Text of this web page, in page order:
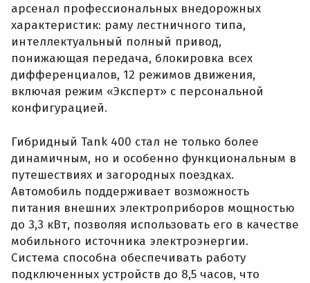
арсенал профессиональных внедорожных
характеристик: раму лестничного типа,
интеллектуальный полный привод,
понижающая передача, блокировка всех
дифференциалов, 12 режимов движения,
включая режим «Эксперт» с персональной
конфигурацией.
Гибридный Tank 400 стал не только более
динамичным, но и особенно функциональным в
путешествиях и загородных поездках.
Автомобиль поддерживает возможность
питания внешних электроприборов мощностью
до 3,3 кВт, позволяя использовать его в качестве
мобильного источника электроэнергии.
Система способна обеспечивать работу
подключенных устройств до 8,5 часов, что